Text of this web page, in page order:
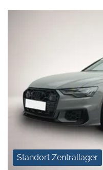
Standort Zentrallager